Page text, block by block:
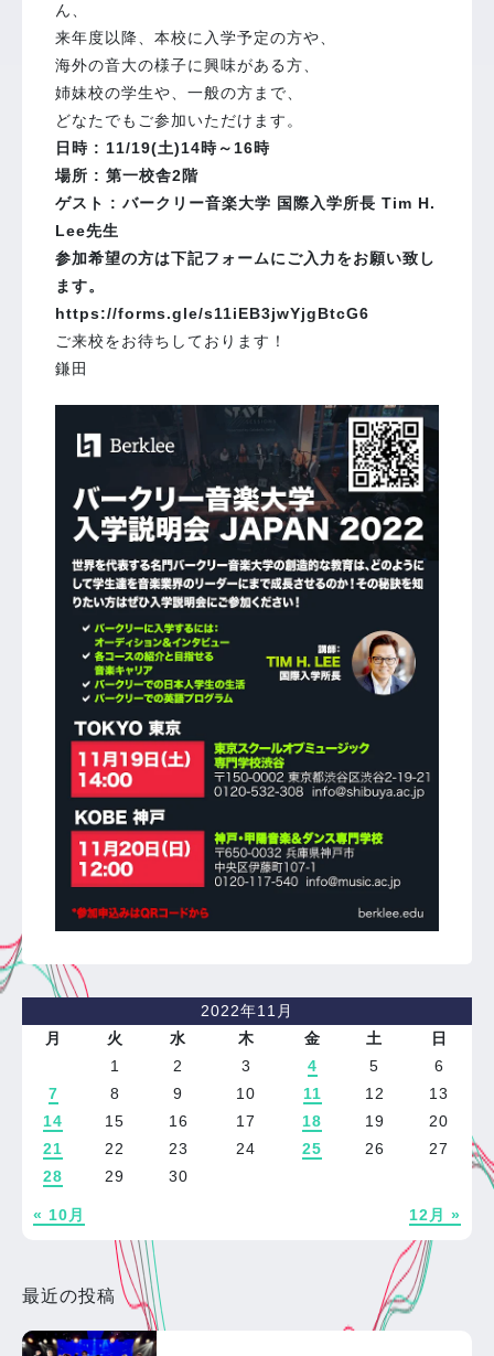
ん、
来年度以降、本校に入学予定の方や、
海外の音大の様子に興味がある方、
姉妹校の学生や、一般の方まで、
どなたでもご参加いただけます。
日時 : 11/19(土)14時～16時
場所 : 第一校舎2階
ゲスト : バークリー音楽大学 国際入学所長 Tim H.
Lee先生
参加希望の方は下記フォームにご入力をお願い致し
ます。
https://forms.gle/s11iEB3jwYjgBtcG6
ご来校をお待ちしております！
鎌田
2022年11月
月
火 水 木 金 土 日
« 10月 12月 »
1 2 3 4 5
6
7
8 9 10 11 12
13
14
15 16 17 18 19
20
21
22 23 24 25 26
27
28
29 30
最近の投稿